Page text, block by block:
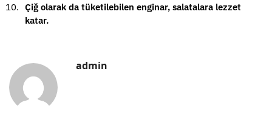
Çiğ olarak da tüketilebilen enginar, salatalara lezzet
katar.
admin